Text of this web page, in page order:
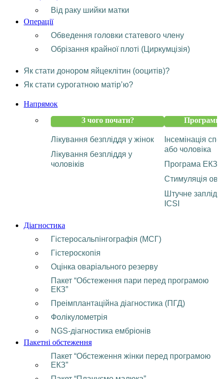
Від раку шийки матки
Операції
Обведення головки статевого члену
Обрізання крайної плоті (Циркумцізія)
Як стати донором яйцеклітин (ооцитів)?
Як стати сурогатною матір’ю?
Напрямок
З чого почати?
Лікування безпліддя у жінок
Лікування безпліддя у
чоловіків
Програми
Інсемінація
або чоловіка
Програма ЕКЗ
Стимуляція
Штучне
ICSI
Діагностика
Гістеросальпінгографія (МСГ)
Гістероскопія
Оцінка оваріального резерву
Пакет “Обстеження пари перед програмою
ЕКЗ”
Преімплантаційна діагностика (ПГД)
Фолікулометрія
NGS-діагностика ембріонів
Пакетні обстеження
Пакет “Обстеження жінки перед програмою
ЕКЗ”